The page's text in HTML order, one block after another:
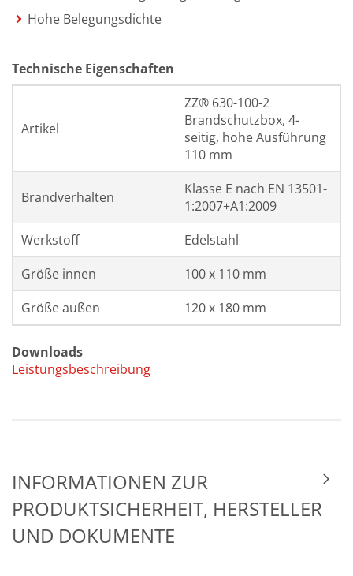
Hohe Belegungsdichte
Technische Eigenschaften
Artikel
ZZ® 630-100-2
Brandschutzbox, 4-
seitig, hohe Ausführung
110 mm
Brandverhalten
Klasse E nach EN 13501-
1:2007+A1:2009
Werkstoff
Edelstahl
Größe innen
100 x 110 mm
Größe außen
120 x 180 mm
Downloads
Leistungsbeschreibung
INFORMATIONEN ZUR
PRODUKTSICHERHEIT, HERSTELLER
UND DOKUMENTE